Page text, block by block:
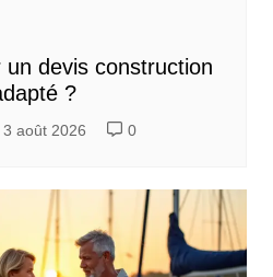
devis construction
?
3 août 2026 0